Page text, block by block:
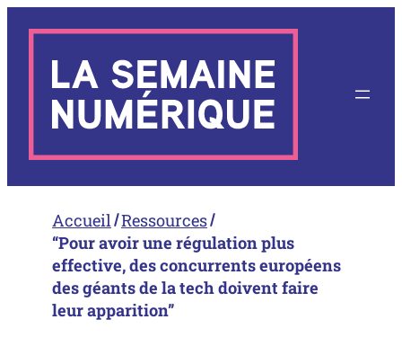
contenu
Accueil Ressources
“Pour avoir une régulation plus
effective, des concurrents européens
des géants de la tech doivent faire
leur apparition”